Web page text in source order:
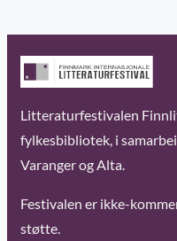
Litteraturfestivalen
fylkesbibliotek, i
Varanger og Alta.
Festivalen er ikke-
støtte.